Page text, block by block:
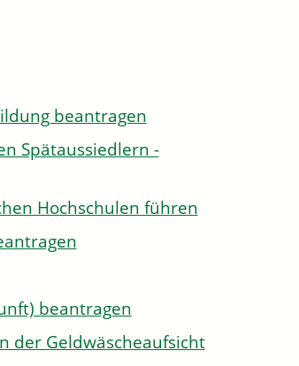
beantragen
Spätaussiedlern -
Hochschulen führen
beantragen
der Geldwäscheaufsicht